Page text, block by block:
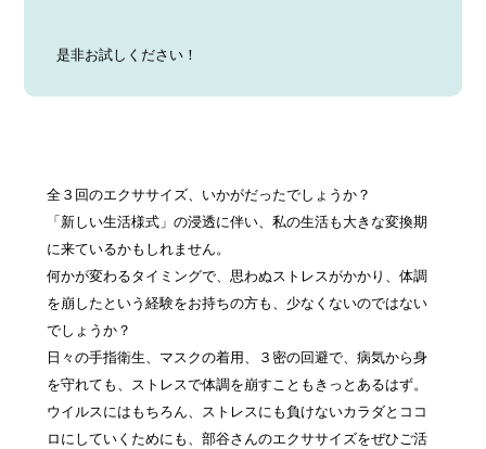
是非お試しください！
全３回のエクササイズ、いかがだったでしょうか？
「新しい生活様式」の浸透に伴い、私の生活も大きな変換期
に来ているかもしれません。
何かが変わるタイミングで、思わぬストレスがかかり、体調
を崩したという経験をお持ちの方も、少なくないのではない
でしょうか？
日々の手指衛生、マスクの着用、３密の回避で、病気から身
を守れても、ストレスで体調を崩すこともきっとあるはず。
ウイルスにはもちろん、ストレスにも負けないカラダとココ
ロにしていくためにも、部谷さんのエクササイズをぜひご活